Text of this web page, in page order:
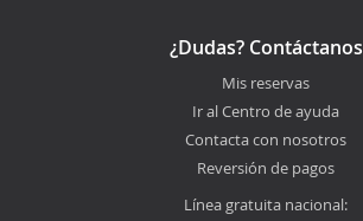
¿Dudas? Contáctanos
Mis reservas
Ir al Centro de ayuda
Contacta con nosotros
Reversión de pagos
Línea gratuita nacional: